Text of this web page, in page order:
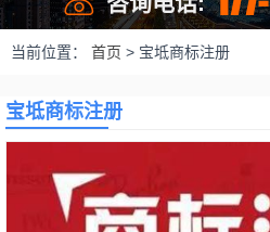
当前位置： 首页 > 宝坻商标注册
宝坻商标注册